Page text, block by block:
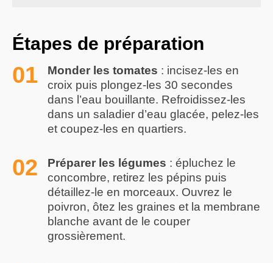
Étapes de préparation
Monder les tomates : incisez-les en
croix puis plongez-les 30 secondes
dans l’eau bouillante. Refroidissez-les
dans un saladier d’eau glacée, pelez-les
et coupez-les en quartiers.
Préparer les légumes : épluchez le
concombre, retirez les pépins puis
détaillez-le en morceaux. Ouvrez le
poivron, ôtez les graines et la membrane
blanche avant de le couper
grossièrement.